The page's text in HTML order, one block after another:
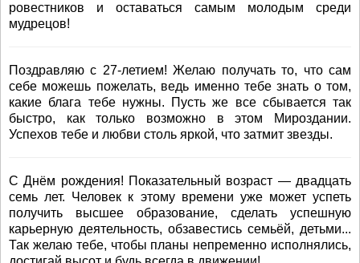
ровестников и оставаться самым молодым среди
мудрецов!
Поздравляю с 27-летием! Желаю получать то, что сам
себе можешь пожелать, ведь именно тебе знать о том,
какие блага тебе нужны. Пусть же все сбывается так
быстро, как только возможно в этом Мироздании.
Успехов тебе и любви столь яркой, что затмит звезды.
С Днём рождения! Показательный возраст — двадцать
семь лет. Человек к этому времени уже может успеть
получить высшее образование, сделать успешную
карьерную деятельность, обзавестись семьёй, детьми...
Так желаю тебе, чтобы планы непременно исполнялись,